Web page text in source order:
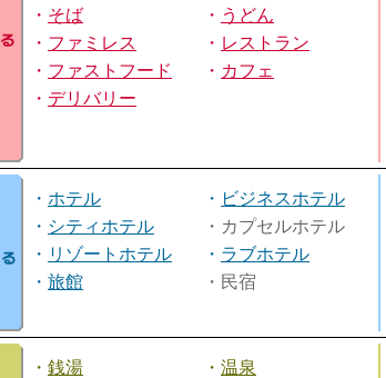
・ そば ・ うどん
・ ファミレス ・ レストラン
・ ファストフード ・ カフェ
・ デリバリー
・ ホテル ・ ビジネスホテル
・ シティホテル
・カプセルホテル
・ リゾートホテル ・ ラブホテル
・ 旅館 ・民宿
・ 銭湯 ・ 温泉